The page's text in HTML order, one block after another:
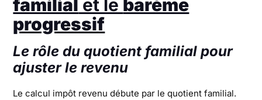
familial et le barème
progressif
Le rôle du quotient familial pour
ajuster le revenu
Le calcul impôt revenu débute par le quotient familial.